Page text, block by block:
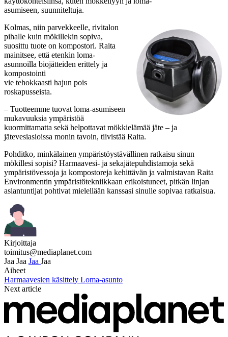
asumiseen, suunniteltuja.
Kolmas, niin parvekkeelle, rivitalon
pihalle kuin mökillekin sopiva,
suosittu tuote on kompostori. Raita
mainitsee, että etenkin loma-
asunnoilla biojätteiden erittely ja
kompostointi
vie tehokkaasti hajun pois
roskapusseista.
– Tuotteemme tuovat loma-asumiseen
mukavuuksia ympäristöä
kuormittamatta sekä helpottavat mökkielämää jäte – ja
jätevesiasioissa monin tavoin, tiivistää Raita.
Pohditko, minkälainen ympäristöystävällinen ratkaisu sinun
mökillesi sopisi? Harmaavesi- ja sekajätepuhdistamoja sekä
ympäristövessoja ja kompostoreja kehittävän ja valmistavan Raita
Environmentin ympäristötekniikkaan erikoistuneet, pitkän linjan
asiantuntijat pohtivat mielellään kanssasi sinulle sopivaa ratkaisua.
Kirjoittaja
toimitus@mediaplanet.com
Jaa Jaa Jaa Jaa
Aiheet
Harmaavesien käsittely Loma-asunto
Next article